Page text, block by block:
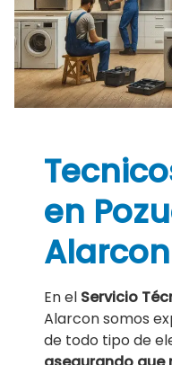
en
Alarcon
En el Servicio
Alarcon somos
de todo tipo de